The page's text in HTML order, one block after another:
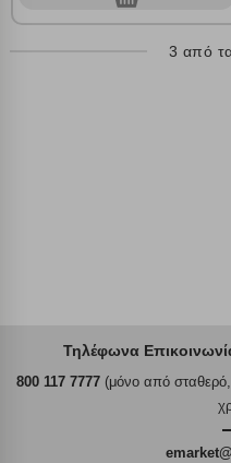
3 από
Τηλέφωνα
800 117 7777(μόνο από